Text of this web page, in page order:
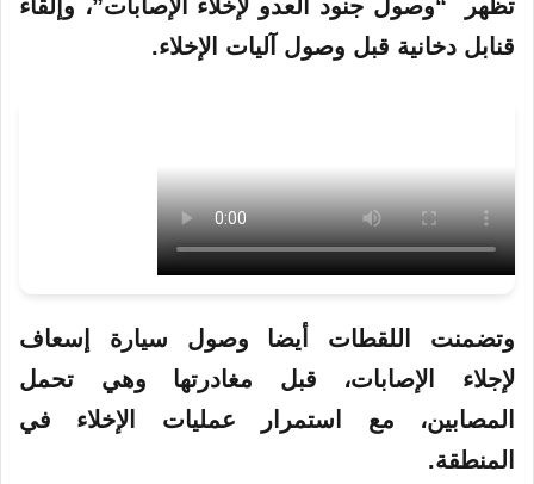
تظهر “وصول جنود العدو لإخلاء الإصابات”، وإلقاء
قنابل دخانية قبل وصول آليات الإخلاء.
وتضمنت اللقطات أيضا وصول سيارة إسعاف
لإجلاء الإصابات، قبل مغادرتها وهي تحمل
المصابين، مع استمرار عمليات الإخلاء في
المنطقة.